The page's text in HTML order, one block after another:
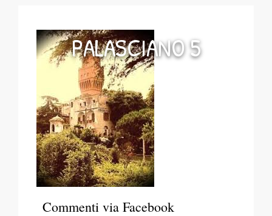
PALASCIANO 5
Commenti via Facebook